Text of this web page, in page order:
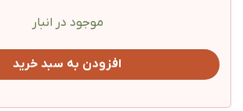
موجود در انبار
افزودن به سبد خرید